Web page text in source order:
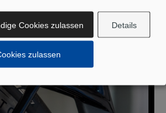
ENDURANCE
Details
Cookies zulassen
zulassen